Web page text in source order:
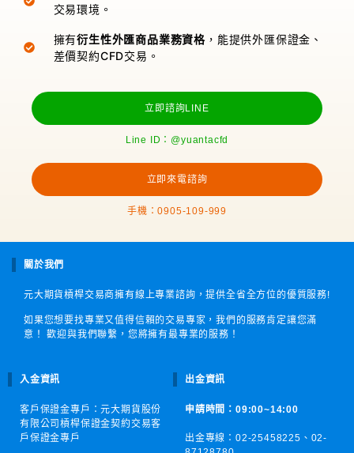
交易環境。
擁有衍生性外匯商品業務資格，能提供外匯保證金、
差價契約CFD交易。
立即諮詢LINE
Line ID：@yuantacfd
立即來電諮詢
手機：0905-109-999
關於我們
元大期貨槓桿交易商擁有線上專業諮詢，提供全省全方位的優質服務!
如果您想要找專業又值得信賴的交易專家，我們的服務肯定讓您滿
意！ 歡迎與我們聯繫，您將擁有最專業的服務！
入金資訊
客戶保證金專戶：元大期貨股份
有限公司槓桿保證金契約交易客
戶保證金專戶
出金資訊
申請時間：09:00~14:00
出金專線：02-25458225、 02-